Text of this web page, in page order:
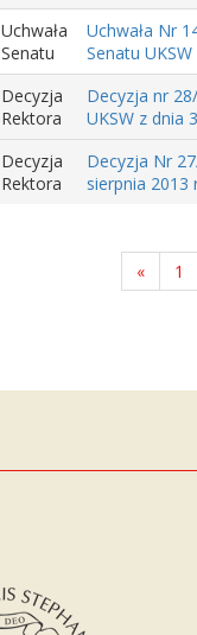
Uchwała
Senatu
Uchwała Nr
Senatu
Decyzja
Rektora
Decyzja nr
UKSW z dnia
Decyzja
Rektora
Decyzja Nr
sierpnia 2013
« 1